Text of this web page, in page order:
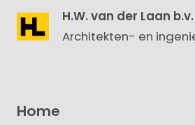
H.W. van der Laan b.v.
Architekten- en
Home